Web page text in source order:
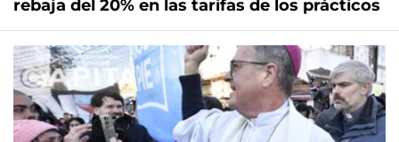
rebaja del 20% en las tarifas de los prácticos